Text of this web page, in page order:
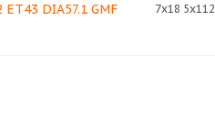
ET43 DIA57.1 GMF
7x18 5x112